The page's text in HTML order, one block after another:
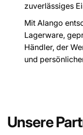
zuverlässiges
Mit Alango
Lagerware,
Händler, der
und
Unsere